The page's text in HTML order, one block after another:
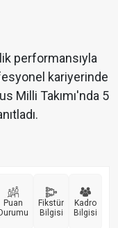
performansıyla
kariyerinde
Milli Takımı'nda 5
Puan
Durumu
Fikstür
Bilgisi
Kadro
Bilgisi